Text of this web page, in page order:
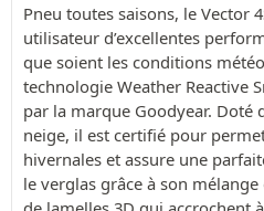
Pneu toutes saisons, le Vector
utilisateur d’excellentes
que soient les conditions
technologie Weather Reactive
par la marque Goodyear. Doté
neige, il est certifié pour
hivernales et assure une
le verglas grâce à son